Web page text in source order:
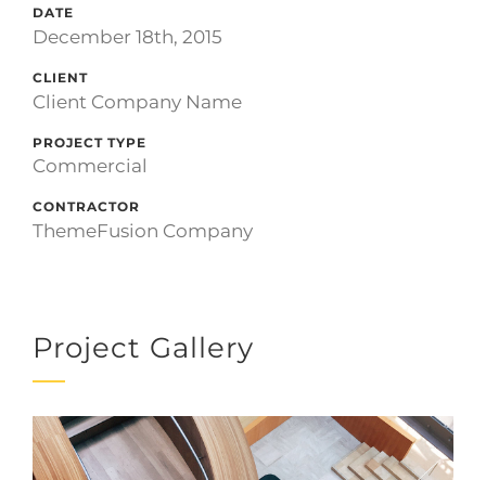
DATE
December 18th, 2015
CLIENT
Client Company Name
PROJECT TYPE
Commercial
CONTRACTOR
ThemeFusion Company
Project Gallery